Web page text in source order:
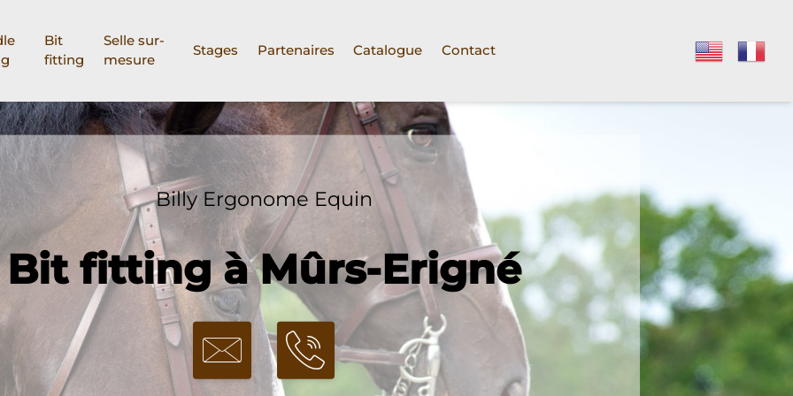
Bit
fitting
Selle sur-
mesure
Stages Partenaires Catalogue Contact
Billy Ergonome Equin
Bit fitting à Mûrs-Erigné